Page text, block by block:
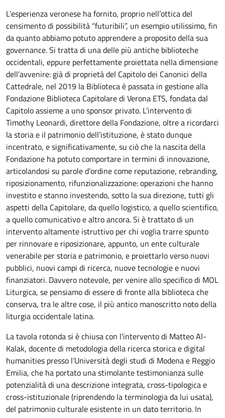
L’esperienza veronese ha fornito, proprio nell’ottica del
censimento di possibilità “futuribili”, un esempio utilissimo, fin
da quanto abbiamo potuto apprendere a proposito della sua
governance. Si tratta di una delle più antiche biblioteche
occidentali, eppure perfettamente proiettata nella dimensione
dell’avvenire: già di proprietà del Capitolo dei Canonici della
Cattedrale, nel 2019 la Biblioteca è passata in gestione alla
Fondazione Biblioteca Capitolare di Verona ETS, fondata dal
Capitolo assieme a uno sponsor privato. L’intervento di
Timothy Leonardi, direttore della Fondazione, oltre a ricordarci
la storia e il patrimonio dell’istituzione, è stato dunque
incentrato, e significativamente, su ciò che la nascita della
Fondazione ha potuto comportare in termini di innovazione,
articolandosi su parole d’ordine come reputazione, rebranding,
riposizionamento, rifunzionalizzazione: operazioni che hanno
investito e stanno investendo, sotto la sua direzione, tutti gli
aspetti della Capitolare, da quello logistico, a quello scientifico,
a quello comunicativo e altro ancora. Si è trattato di un
intervento altamente istruttivo per chi voglia trarre spunto
per rinnovare e riposizionare, appunto, un ente culturale
venerabile per storia e patrimonio, e proiettarlo verso nuovi
pubblici, nuovi campi di ricerca, nuove tecnologie e nuovi
finanziatori. Davvero notevole, per venire allo specifico di MOL
Liturgica, se pensiamo di essere di fronte alla biblioteca che
conserva, tra le altre cose, il più antico manoscritto noto della
liturgia occidentale latina.
La tavola rotonda si è chiusa con l’intervento di Matteo Al-
Kalak, docente di metodologia della ricerca storica e digital
humanities presso l’Università degli studi di Modena e Reggio
Emilia, che ha portato una stimolante testimonianza sulle
potenzialità di una descrizione integrata, cross-tipologica e
cross-istituzionale (riprendendo la terminologia da lui usata),
del patrimonio culturale esistente in un dato territorio. In